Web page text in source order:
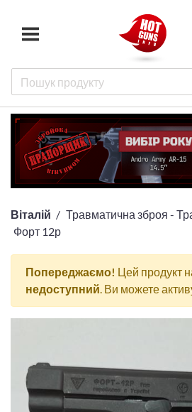
Віталій
Травматична зброя -
Форт 12р
Попереджаємо! Цей продукт
недоступний. Ви можете